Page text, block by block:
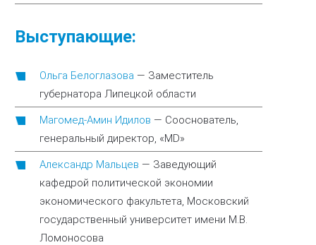
Выступающие:
Ольга Белоглазова — Заместитель
губернатора Липецкой области
Магомед-Амин Идилов — Сооснователь,
генеральный директор, «MD»
Александр Мальцев — Заведующий
кафедрой политической экономии
экономического факультета, Московский
государственный университет имени М.В.
Ломоносова